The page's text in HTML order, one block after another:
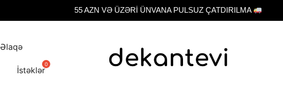
55 AZN VƏ ÜZƏRİ ÜNVANA PULSUZ ÇATDIRILMA
Əlaqə
İstəklər